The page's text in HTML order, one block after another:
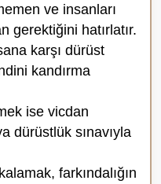
ve insanları
gerektiğini hatırlatır.
karşı dürüst
kandırma
ise vicdan
dürüstlük sınavıyla
farkındalığın